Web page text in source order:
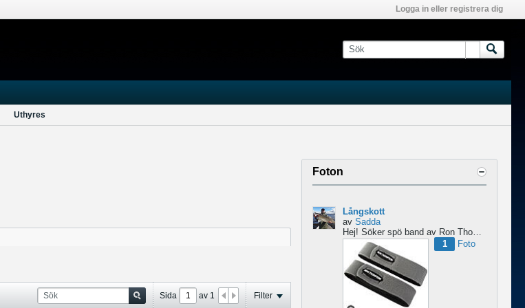
Logga in eller registrera dig
Uthyres
Sida av 1 Filter
Foton
Långskott
av Sadda
Hej! Söker spö band av Ron Thompson. Är de bara i hyfsat skick så köper jag gärna ett par....
1
Foto